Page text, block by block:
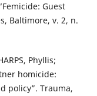
Guest
Baltimore, v. 2, n.
Phyllis;
homicide:
policy”. Trauma,